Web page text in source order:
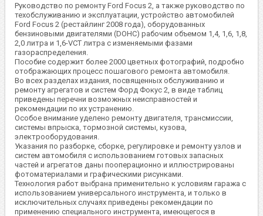
Руководство по ремонту Ford Focus 2, а также руководство по
техобслуживанию и эксплуатации, устройство автомобилей
Ford Focus 2 (рестайлинг 2008 года), оборудованных
бензиновыми двигателями (DOHC) рабочим объемом 1,4, 1,6, 1,8,
2,0 литра и 1,6-VCT литра с изменяемыми фазами
газораспределения.
Пособие содержит более 2000 цветных фотографий, подробно
отображающих процесс пошагового ремонта автомобиля.
Во всех разделах издания, посвященных обслуживанию и
ремонту агрегатов и систем Форд Фокус 2, в виде таблиц
приведены перечни возможных неисправностей и
рекомендации по их устранению.
Особое внимание уделено ремонту двигателя, трансмиссии,
системы впрыска, тормозной системы, кузова,
электрооборудования.
Указания по разборке, сборке, регулировке и ремонту узлов и
систем автомобиля с использованием готовых запасных
частей и агрегатов даны пооперационно и иллюстрированы
фотоматериалами и графическими рисунками.
Технология работ выбрана применительно к условиям гаража с
использованием универсального инструмента, и только в
исключительных случаях приведены рекомендации по
применению специального инструмента, имеющегося в